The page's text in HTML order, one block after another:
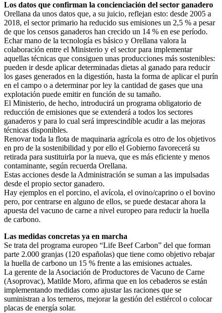
Los datos que confirman la concienciación del sector ganadero
Orellana da unos datos que, a su juicio, reflejan esto: desde 2005 a
2018, el sector primario ha reducido sus emisiones un 2,5 % a pesar
de que los censos ganaderos han crecido un 14 % en ese período.
Echar mano de la tecnología es básico y Orellana valora la
colaboración entre el Ministerio y el sector para implementar
aquellas técnicas que consiguen unas producciones más sostenibles:
pueden ir desde aplicar determinadas dietas al ganado para reducir
los gases generados en la digestión, hasta la forma de aplicar el purín
en el campo o a determinar por ley la cantidad de gases que una
explotación puede emitir en función de su tamaño.
El Ministerio, de hecho, introducirá un programa obligatorio de
reducción de emisiones que se extenderá a todos los sectores
ganaderos y para lo cual será imprescindible acudir a las mejoras
técnicas disponibles.
Renovar toda la flota de maquinaria agrícola es otro de los objetivos
en pro de la sostenibilidad y por ello el Gobierno favorecerá su
retirada para sustituirla por la nueva, que es más eficiente y menos
contaminante, según recuerda Orellana.
Estas acciones desde la Administración se suman a las impulsadas
desde el propio sector ganadero.
Hay ejemplos en el porcino, el avícola, el ovino/caprino o el bovino
pero, por centrarse en alguno de ellos, se puede destacar ahora la
apuesta del vacuno de carne a nivel europeo para reducir la huella
de carbono.
Las medidas concretas ya en marcha
Se trata del programa europeo “Life Beef Carbon” del que forman
parte 2.000 granjas (120 españolas) que tiene como objetivo rebajar
la huella de carbono un 15 % frente a las emisiones actuales.
La gerente de la Asociación de Productores de Vacuno de Carne
(Asoprovac), Matilde Moro, afirma que en los cebaderos se están
implementando medidas como ajustar las raciones que se
suministran a los terneros, mejorar la gestión del estiércol o colocar
placas de energía solar.